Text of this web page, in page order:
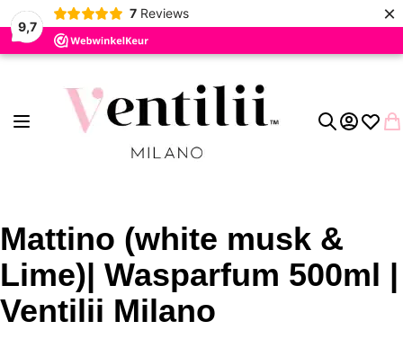
9,7
7 Reviews ×
Toggle Nav Account
Mattino (white musk &
Lime)| Wasparfum 500ml |
Ventilii Milano